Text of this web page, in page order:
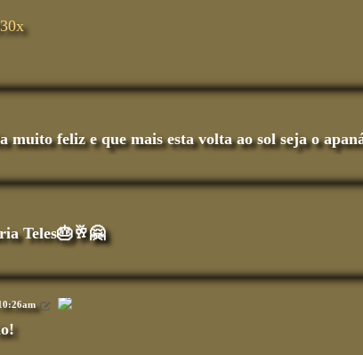
feliz e que mais esta volta ao sol seja o
Teles🎂🥂🤗